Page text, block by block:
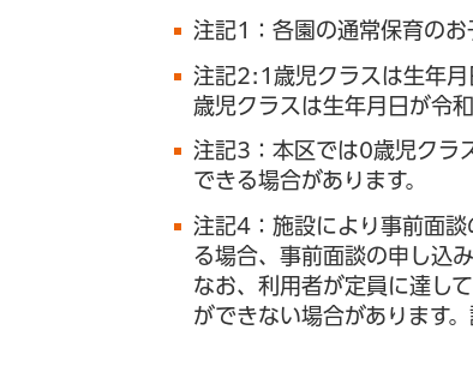
注記1：各園の通常保育のお
注記2:1歳児クラスは生年
歳児クラスは生年月日が令
注記3：本区では0歳児クラ
できる場合があります。
注記4：施設により事前面
る場合、事前面談の申し込み
なお、利用者が定員に達し
ができない場合があります